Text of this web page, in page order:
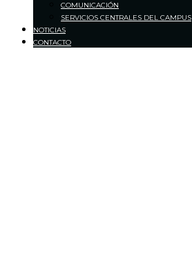
COMUNICACIÓN
SERVICIOS CENTRALES DEL CAMPUS
NOTICIAS
CONTACTO